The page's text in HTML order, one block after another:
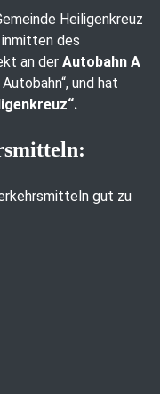
Heiligenkreuz
des
an der Autobahn A
und hat
gut zu